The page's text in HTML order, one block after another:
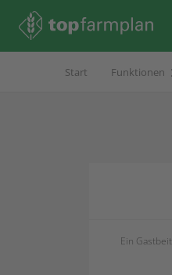
Start Funktionen
Ein